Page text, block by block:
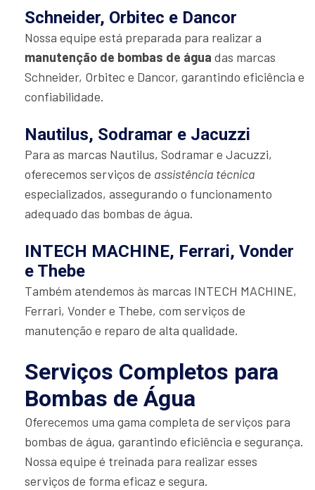
Schneider, Orbitec e Dancor
Nossa equipe está preparada para realizar a
manutenção de bombas de água das marcas
Schneider, Orbitec e Dancor, garantindo eficiência e
confiabilidade.
Nautilus, Sodramar e Jacuzzi
Para as marcas Nautilus, Sodramar e Jacuzzi,
oferecemos serviços de assistência técnica
especializados, assegurando o funcionamento
adequado das bombas de água.
INTECH MACHINE, Ferrari, Vonder
e Thebe
Também atendemos às marcas INTECH MACHINE,
Ferrari, Vonder e Thebe, com serviços de
manutenção e reparo de alta qualidade.
Serviços Completos para
Bombas de Água
Oferecemos uma gama completa de serviços para
bombas de água, garantindo eficiência e segurança.
Nossa equipe é treinada para realizar esses
serviços de forma eficaz e segura.